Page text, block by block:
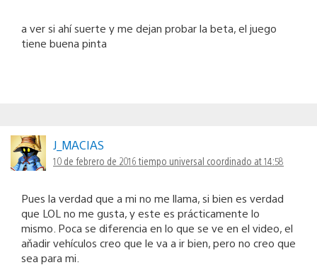
a ver si ahí suerte y me dejan probar la beta, el juego
tiene buena pinta
J_MACIAS
10 de febrero de 2016 tiempo universal coordinado at 14:58
Pues la verdad que a mi no me llama, si bien es verdad
que LOL no me gusta, y este es prácticamente lo
mismo. Poca se diferencia en lo que se ve en el video, el
aňadir vehículos creo que le va a ir bien, pero no creo que
sea para mi.